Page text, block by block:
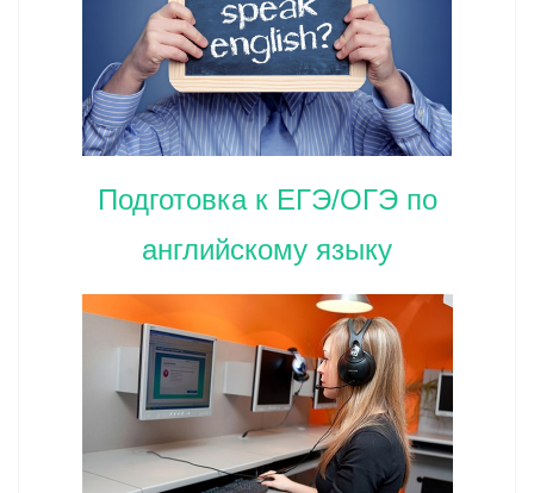
Подготовка к ЕГЭ/ОГЭ по
английскому языку